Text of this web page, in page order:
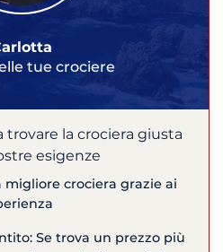
tue crociere
trovare la crociera giusta
esigenze
migliore crociera grazie ai
Se trova un prezzo più